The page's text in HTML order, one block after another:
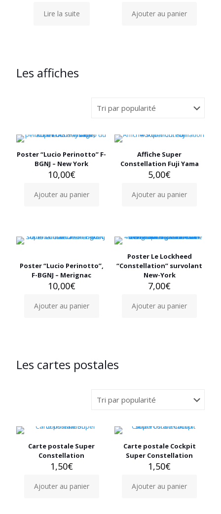
Lire la suite Ajouter au panier
Les affiches
Poster “Lucio Perinotto” F-
BGNJ – New York
10,00€
Ajouter au panier
Affiche Super
Constellation Fuji Yama
5,00€
Ajouter au panier
Poster “Lucio Perinotto”,
F-BGNJ – Merignac
10,00€
Ajouter au panier
Poster Le Lockheed
“Constellation” survolant
New-York
7,00€
Ajouter au panier
Les cartes postales
Carte postale Super
Constellation
1,50€
Ajouter au panier
Carte postale Cockpit
Super Constellation
1,50€
Ajouter au panier